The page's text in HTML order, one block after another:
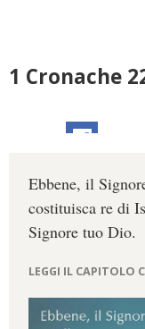
1 Cronache
Ebbene, il
costituisca re di
Signore tuo Dio.
LEGGI IL CAPITOLO